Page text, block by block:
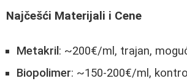
Najčešći Materijali i Cene
Metakril : ~200€/ml, trajan,
Biopolimer: ~150-200€/ml,